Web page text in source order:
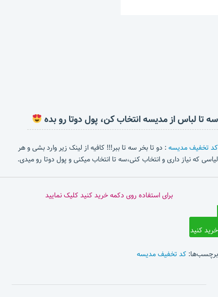
سه تا لباس از مدیسه انتخاب کن، پول دوتا رو بده
کد تخفیف مدیسه: دو تا بخر سه تا ببر!!! کافیه از لینک زیر وارد بشی و هر
لیاسی که نیاز داری و انتخاب کنی،سه تا انتخاب میکنی و پول دوتا رو میدی.
برای استفاده روی دکمه خرید کنید کلیک نمایید
خرید کنید
برچسب‌ها: کد تخفیف مدیسه